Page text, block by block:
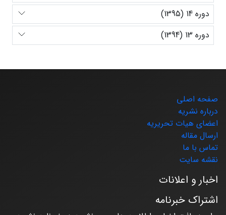
دوره 14 (1395)
دوره 13 (1394)
صفحه اصلی
درباره نشریه
اعضای هیات تحریریه
ارسال مقاله
تماس با ما
نقشه سایت
اخبار و اعلانات
اشتراک خبرنامه